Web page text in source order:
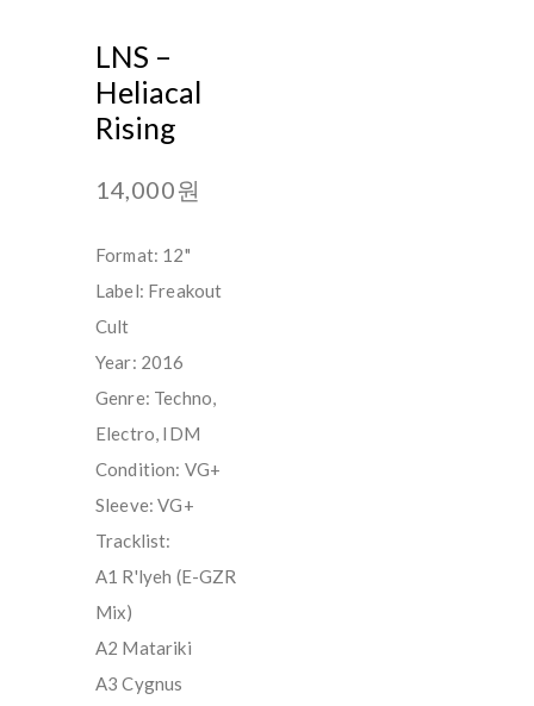
LNS –
Heliacal
Rising
14,000원
Format: 12"
Label: Freakout
Cult
Year: 2016
Genre: Techno,
Electro, IDM
Condition: VG+
Sleeve: VG+
Tracklist:
A1 R'lyeh (E-GZR
Mix)
A2 Matariki
A3 Cygnus